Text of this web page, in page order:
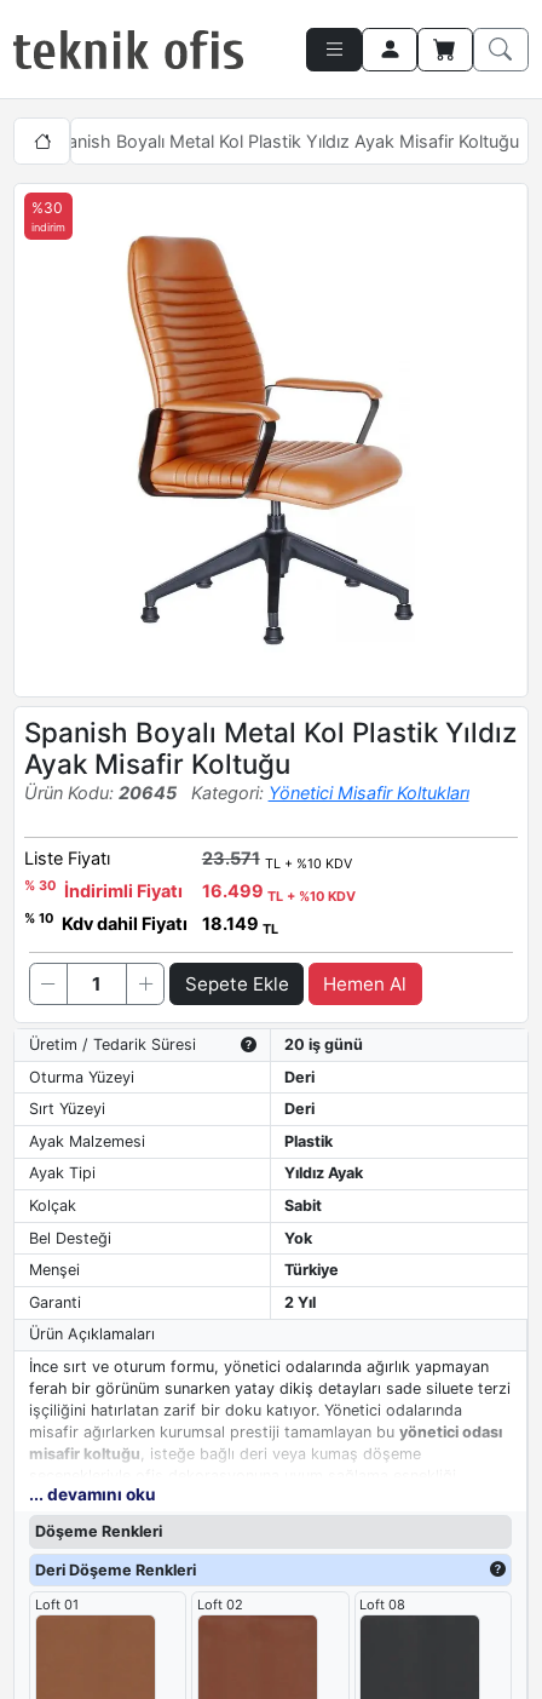
Spanish Boyalı Metal Kol Plastik Yıldız Ayak Misafir Koltuğu
%30
indirim
Spanish Boyalı Metal Kol Plastik Yıldız
Ayak Misafir Koltuğu
Ürün Kodu: 20645 Kategori: Yönetici Misafir Koltukları
Liste Fiyatı 23.571 TL + %10 KDV
% 30
İndirimli Fiyatı 16.499 TL + %10 KDV
% 10
Kdv dahil Fiyatı 18.149 TL
Sepete Ekle Hemen Al
Üretim / Tedarik Süresi
20 iş günü
Oturma Yüzeyi
Deri
Sırt Yüzeyi
Deri
Ayak Malzemesi
Plastik
Ayak Tipi
Yıldız Ayak
Kolçak
Sabit
Bel Desteği
Yok
Menşei
Türkiye
Garanti
2 Yıl
Ürün Açıklamaları
İnce sırt ve oturum formu, yönetici odalarında ağırlık yapmayan
ferah bir görünüm sunarken yatay dikiş detayları sade siluete terzi
işçiliğini hatırlatan zarif bir doku katıyor. Yönetici odalarında
misafir ağırlarken kurumsal prestiji tamamlayan bu yönetici odası
misafir koltuğu , isteğe bağlı deri veya kumaş döşeme
sunuyor. İnce ve zarif çizgileri, yönetici odalarında gösterişten
uzak ama kalitesini hissettiren bir duruş sergilerken, kurumsal
ofislerin profesyonel atmosferine katkıda bulunuyor. Uzun süreli
beklemelerde konforu elden bırakmayan bu yönetici misafir
koltuğu, misafirlerinize düşünceli bir karşılama deneyimi yaşatıyor.
... devamını oku
Döşeme Renkleri
Deri Döşeme Renkleri
Loft 01 Loft 02 Loft 08